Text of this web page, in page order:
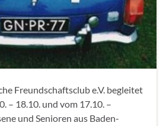
Freundschaftsclub e.V. begleitet
– 18.10. und vom 17.10. –
und Senioren aus Baden-